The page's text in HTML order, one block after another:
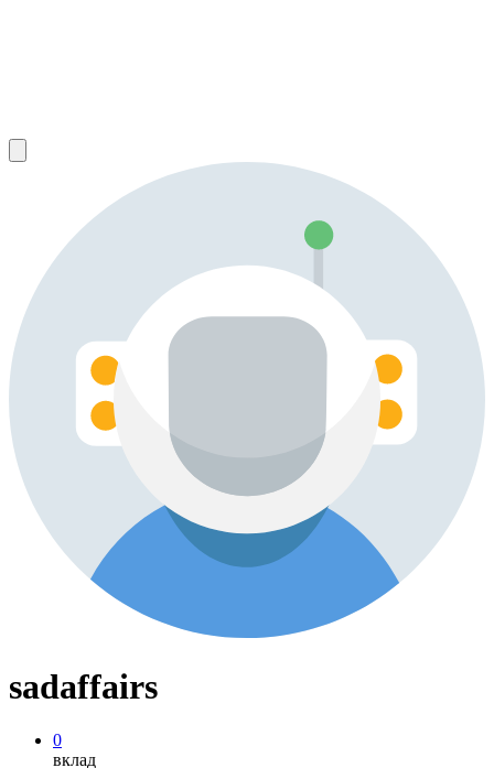
sadaffairs
0
вклад